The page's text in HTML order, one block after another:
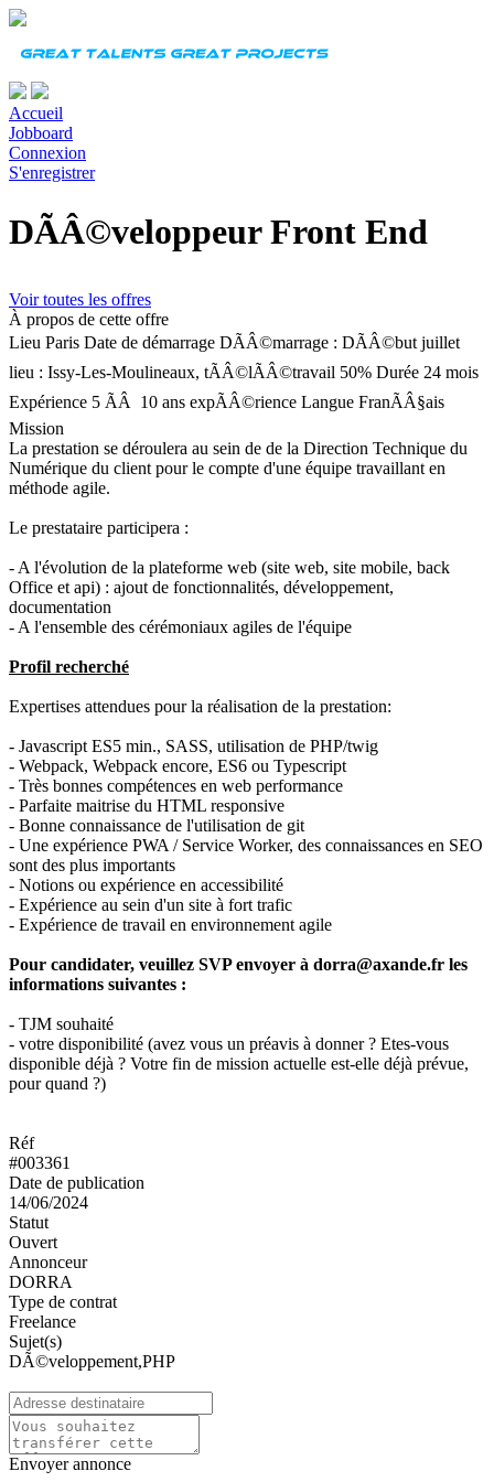
Accueil
Jobboard
Connexion
S'enregistrer
DÃÂ©veloppeur Front End
Voir toutes les offres
À propos de cette offre
Lieu Paris Date de démarrage DÃÂ©marrage : DÃÂ©but juillet
lieu : Issy-Les-Moulineaux, tÃÂ©lÃÂ©travail 50% Durée 24 mois
Expérience 5 ÃÂ 10 ans expÃÂ©rience Langue FranÃÂ§ais
Mission
La prestation se déroulera au sein de de la Direction Technique du
Numérique du client pour le compte d'une équipe travaillant en
méthode agile.
Le prestataire participera :
- A l'évolution de la plateforme web (site web, site mobile, back
Office et api) : ajout de fonctionnalités, développement,
documentation
- A l'ensemble des cérémoniaux agiles de l'équipe
Profil recherché
Expertises attendues pour la réalisation de la prestation:
- Javascript ES5 min., SASS, utilisation de PHP/twig
- Webpack, Webpack encore, ES6 ou Typescript
- Très bonnes compétences en web performance
- Parfaite maitrise du HTML responsive
- Bonne connaissance de l'utilisation de git
- Une expérience PWA / Service Worker, des connaissances en SEO
sont des plus importants
- Notions ou expérience en accessibilité
- Expérience au sein d'un site à fort trafic
- Expérience de travail en environnement agile
Pour candidater, veuillez SVP envoyer à dorra@axande.fr les
informations suivantes :
- TJM souhaité
- votre disponibilité (avez vous un préavis à donner ? Etes-vous
disponible déjà ? Votre fin de mission actuelle est-elle déjà prévue,
pour quand ?)
Réf
#003361
Date de publication
14/06/2024
Statut
Ouvert
Annonceur
DORRA
Type de contrat
Freelance
Sujet(s)
DÃ©veloppement,PHP
Envoyer annonce